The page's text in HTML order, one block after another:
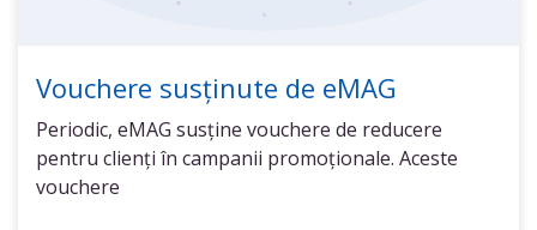
Vouchere susținute de eMAG
Periodic, eMAG susține vouchere de reducere
pentru clienți în campanii promoționale. Aceste
vouchere